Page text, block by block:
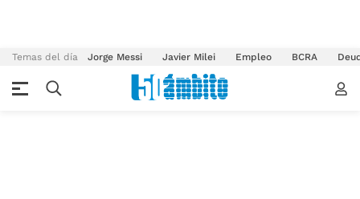
Temas del día Jorge Messi Javier Milei Empleo BCRA